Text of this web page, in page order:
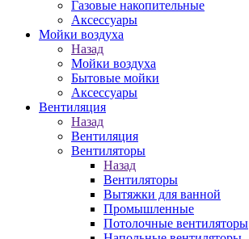
Газовые накопительные
Аксессуары
Мойки воздуха
Назад
Мойки воздуха
Бытовые мойки
Аксессуары
Вентиляция
Назад
Вентиляция
Вентиляторы
Назад
Вентиляторы
Вытяжки для ванной
Промышленные
Потолочные вентиляторы